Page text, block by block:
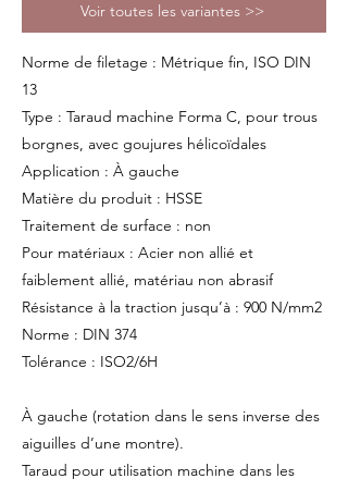
Voir toutes les variantes >>
Norme de filetage : Métrique fin, ISO DIN
13
Type : Taraud machine Forma C, pour trous
borgnes, avec goujures hélicoïdales
Application : À gauche
Matière du produit : HSSE
Traitement de surface : non
Pour matériaux : Acier non allié et
faiblement allié, matériau non abrasif
Résistance à la traction jusqu’à : 900 N/mm2
Norme : DIN 374
Tolérance : ISO2/6H
À gauche (rotation dans le sens inverse des
aiguilles d’une montre).
Taraud pour utilisation machine dans les